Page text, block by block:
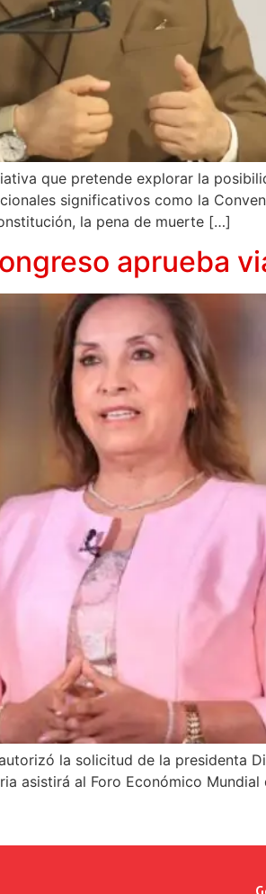
que pretende explorar la
significativos como la
la pena de muerte […]
aprueba
la solicitud de la presidenta
asistirá al Foro Económico